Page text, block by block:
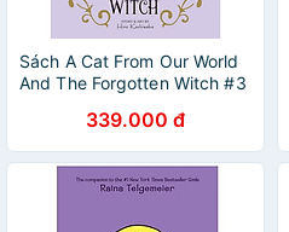
Sách A Cat From Our World
And The Forgotten Witch #3
339.000 đ